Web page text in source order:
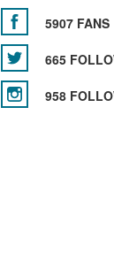
5907 FANS
665
958